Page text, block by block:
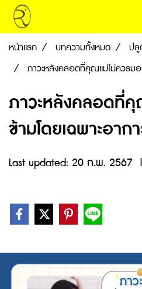
หน้าแรก บทความทั้งหมด
ป
ภาวะหลังคลอดที่คุณแม่ไม่ควรมอ
ภาวะหลังคลอดที่
ข้ามโดยเฉพาะอา
Last updated: 20 ก.พ. 2567 |